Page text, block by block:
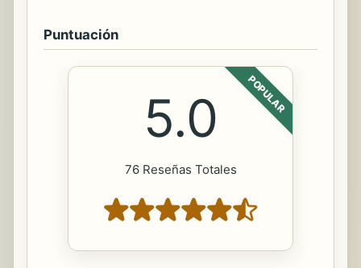
Puntuación
POPULAR
5.0
76 Reseñas Totales